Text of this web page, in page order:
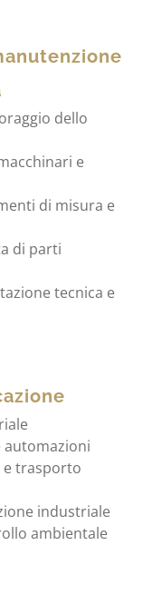
dello
e
di misura e
di parti
tecnica e
automazioni
e trasporto
industriale
ambientale